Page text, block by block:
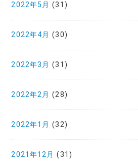
2022年5月 (31)
2022年4月 (30)
2022年3月 (31)
2022年2月 (28)
2022年1月 (32)
2021年12月 (31)